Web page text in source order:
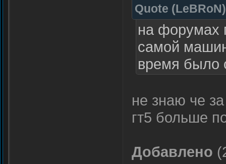
Quote (LeBRoN)
на форумах
самой
время было
не знаю че
гт5 больше
Добавлено